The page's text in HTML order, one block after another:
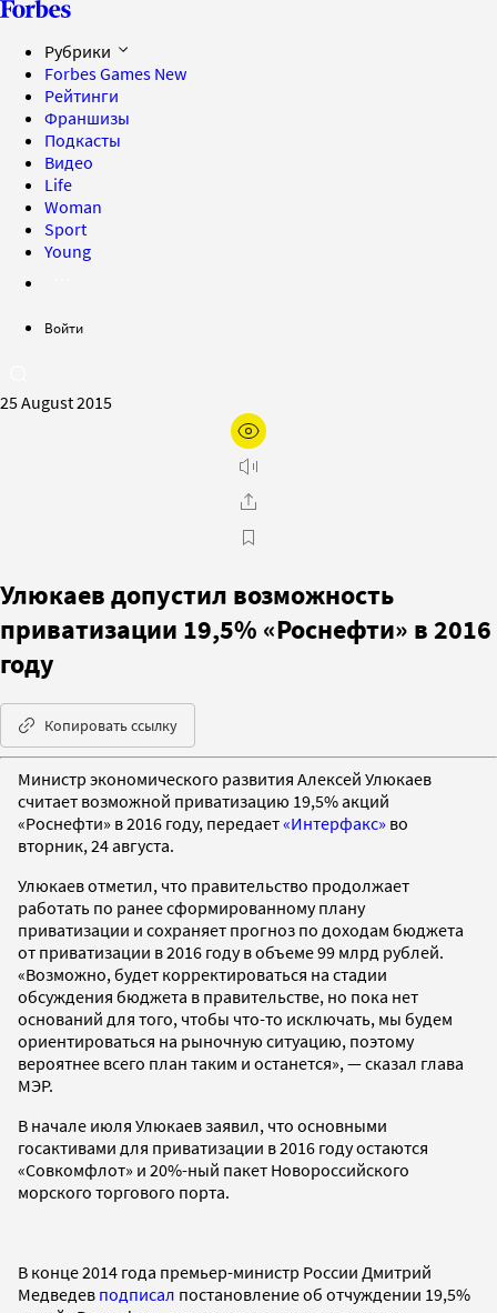
Рубрики
Forbes Games New
Рейтинги
Франшизы
Подкасты
Видео
Life
Woman
Sport
Young
Войти
25 August 2015
Улюкаев допустил возможность
приватизации 19,5% «Роснефти» в 2016
году
Копировать ссылку
Министр экономического развития Алексей Улюкаев
считает возможной приватизацию 19,5% акций
«Роснефти» в 2016 году, передает«Интерфакс» во
вторник, 24 августа.
Улюкаев отметил, что правительство продолжает
работать по ранее сформированному плану
приватизации и сохраняет прогноз по доходам бюджета
от приватизации в 2016 году в объеме 99 млрд рублей.
«Возможно, будет корректироваться на стадии
обсуждения бюджета в правительстве, но пока нет
оснований для того, чтобы что-то исключать, мы будем
ориентироваться на рыночную ситуацию, поэтому
вероятнее всего план таким и останется», — сказал глава
МЭР.
В начале июля Улюкаев заявил, что основными
госактивами для приватизации в 2016 году остаются
«Совкомфлот» и 20%-ный пакет Новороссийского
морского торгового порта.
В конце 2014 года премьер-министр России Дмитрий
Медведев подписал постановление об отчуждении 19,5%